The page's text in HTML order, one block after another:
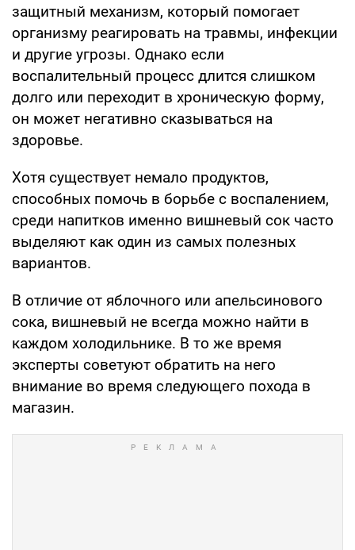
защитный механизм, который помогает
организму реагировать на травмы, инфекции
и другие угрозы. Однако если
воспалительный процесс длится слишком
долго или переходит в хроническую форму,
он может негативно сказываться на
здоровье.
Хотя существует немало продуктов,
способных помочь в борьбе с воспалением,
среди напитков именно вишневый сок часто
выделяют как один из самых полезных
вариантов.
В отличие от яблочного или апельсинового
сока, вишневый не всегда можно найти в
каждом холодильнике. В то же время
эксперты советуют обратить на него
внимание во время следующего похода в
магазин.